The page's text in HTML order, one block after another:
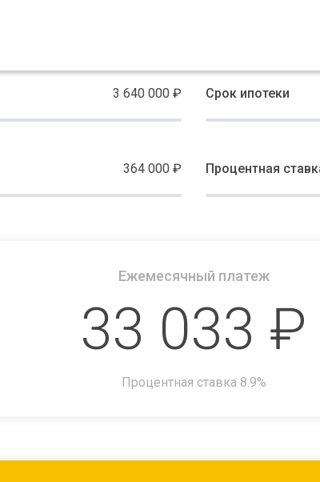
3 640 000 ₽ Срок ипотеки
364 000 ₽ Процентная
Ежемесячный платеж
33 033 ₽
Процентная ставка 8.9%